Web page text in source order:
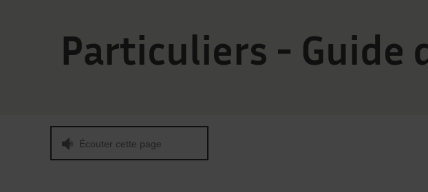
Particuliers - Guide
Écouter cette page